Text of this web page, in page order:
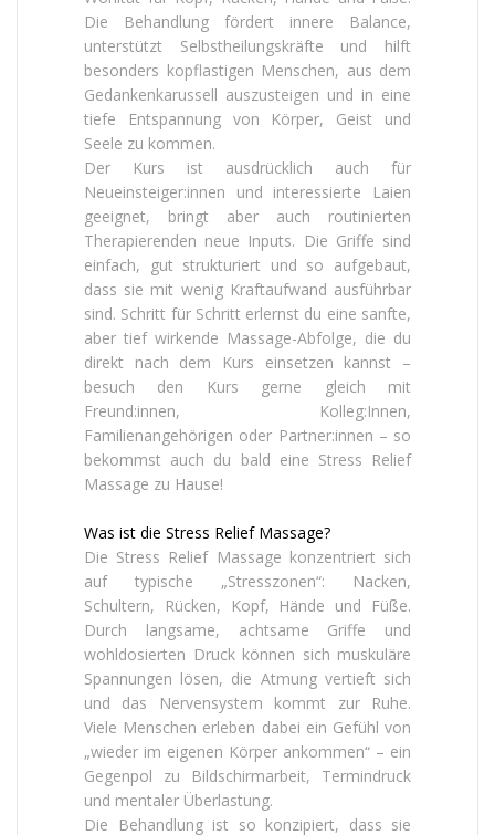
Die Behandlung fördert innere Balance,
unterstützt Selbstheilungskräfte und hilft
besonders kopflastigen Menschen, aus dem
Gedankenkarussell auszusteigen und in eine
tiefe Entspannung von Körper, Geist und
Seele zu kommen.
Der Kurs ist ausdrücklich auch für
Neueinsteiger:innen und interessierte Laien
geeignet, bringt aber auch routinierten
Therapierenden neue Inputs. Die Griffe sind
einfach, gut strukturiert und so aufgebaut,
dass sie mit wenig Kraftaufwand ausführbar
sind. Schritt für Schritt erlernst du eine sanfte,
aber tief wirkende Massage-Abfolge, die du
direkt nach dem Kurs einsetzen kannst –
besuch den Kurs gerne gleich mit
Freund:innen, Kolleg:Innen,
Familienangehörigen oder Partner:innen – so
bekommst auch du bald eine Stress Relief
Massage zu Hause!
Was ist die Stress Relief Massage?
Die Stress Relief Massage konzentriert sich
auf typische „Stresszonen“: Nacken,
Schultern, Rücken, Kopf, Hände und Füße.
Durch langsame, achtsame Griffe und
wohldosierten Druck können sich muskuläre
Spannungen lösen, die Atmung vertieft sich
und das Nervensystem kommt zur Ruhe.
Viele Menschen erleben dabei ein Gefühl von
„wieder im eigenen Körper ankommen“ – ein
Gegenpol zu Bildschirmarbeit, Termindruck
und mentaler Überlastung.
Die Behandlung ist so konzipiert, dass sie